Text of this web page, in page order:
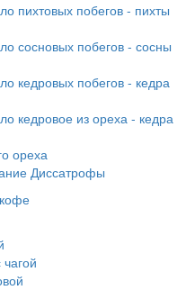
пихтовых побегов - пихты
сосновых побегов - сосны
кедровых побегов - кедра
кедровое из ореха - кедра
ореха
Диссатрофы